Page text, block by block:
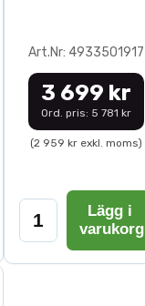
Art.Nr: 4933501917
3 699 kr
Ord. pris: 5 781 kr
(2 959 kr exkl. moms)
Lägg i
varukorg